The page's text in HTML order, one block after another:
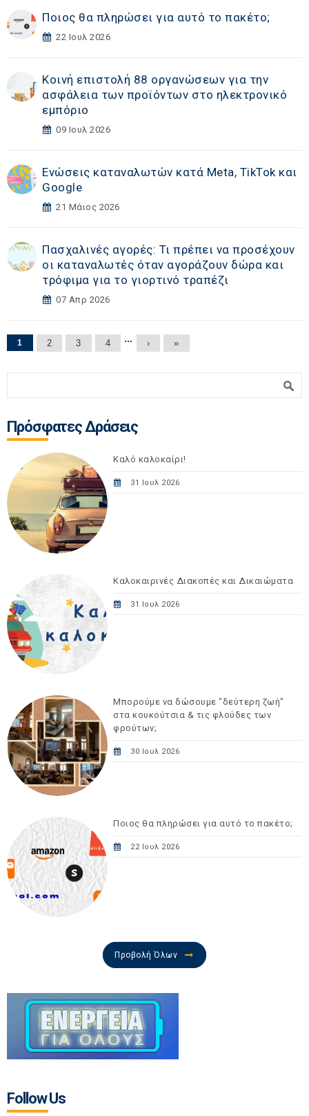
Ποιος θα πληρώσει για αυτό το πακέτο;
22 Ιουλ 2026
Κοινή επιστολή 88 οργανώσεων για την
ασφάλεια των προϊόντων στο ηλεκτρονικό
εμπόριο
09 Ιουλ 2026
Ενώσεις καταναλωτών κατά Meta, TikTok και
Google
21 Μάιος 2026
Πασχαλινές αγορές: Τι πρέπει να προσέχουν
οι καταναλωτές όταν αγοράζουν δώρα και
τρόφιμα για το γιορτινό τραπέζι
07 Απρ 2026
Σελίδες
1 2 3 4 … › »
Πρόσφατες Δράσεις
Καλό καλοκαίρι!
31 Ιουλ 2026
Καλοκαιρινές Διακοπές και Δικαιώματα
31 Ιουλ 2026
Μπορούμε να δώσουμε "δεύτερη ζωή"
στα κουκούτσια & τις φλούδες των
φρούτων;
30 Ιουλ 2026
Ποιος θα πληρώσει για αυτό το πακέτο;
22 Ιουλ 2026
Προβολή Όλων
Follow Us